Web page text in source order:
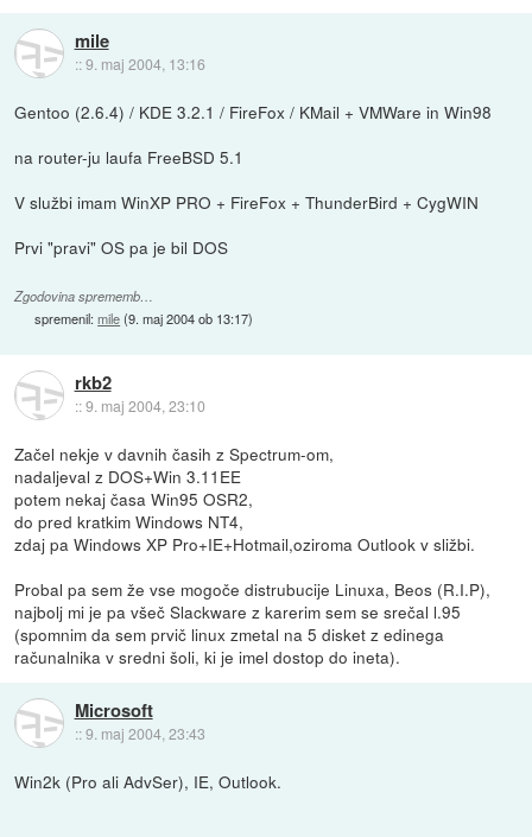
mile
::9. maj 2004, 13:16
Gentoo (2.6.4) / KDE 3.2.1 / FireFox / KMail + VMWare in Win98
na router-ju laufa FreeBSD 5.1
V službi imam WinXP PRO + FireFox + ThunderBird + CygWIN
Prvi "pravi" OS pa je bil DOS
Zgodovina sprememb…
spremenil:mile(9. maj 2004 ob 13:17)
rkb2
::9. maj 2004, 23:10
Začel nekje v davnih časih z Spectrum-om,
nadaljeval z DOS+Win 3.11EE
potem nekaj časa Win95 OSR2,
do pred kratkim Windows NT4,
zdaj pa Windows XP Pro+IE+Hotmail,oziroma Outlook v sližbi.
Probal pa sem že vse mogoče distrubucije Linuxa, Beos (R.I.P),
najbolj mi je pa všeč Slackware z karerim sem se srečal l.95
(spomnim da sem prvič linux zmetal na 5 disket z edinega
računalnika v sredni šoli, ki je imel dostop do ineta).
Microsoft
::9. maj 2004, 23:43
Win2k (Pro ali AdvSer), IE, Outlook.